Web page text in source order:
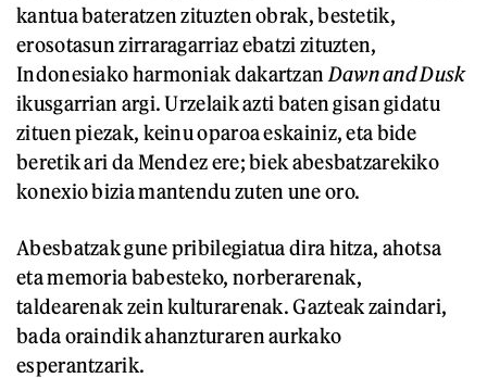
kantua bateratzen zituzten obrak, bestetik,
erosotasun zirraragarriaz ebatzi zituzten,
Indonesiako harmoniak dakartzan Dawn and Dusk
ikusgarrian argi. Urzelaik azti baten gisan gidatu
zituen piezak, keinu oparoa eskainiz, eta bide
beretik ari da Mendez ere; biek abesbatzarekiko
konexio bizia mantendu zuten une oro.
Abesbatzak gune pribilegiatua dira hitza, ahotsa
eta memoria babesteko, norberarenak,
taldearenak zein kulturarenak. Gazteak zaindari,
bada oraindik ahanzturaren aurkako
esperantzarik.